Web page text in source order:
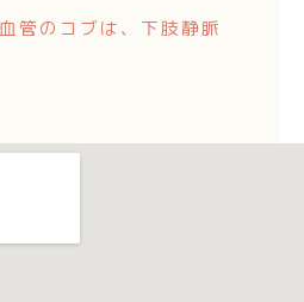
管のコブは、下肢静脈